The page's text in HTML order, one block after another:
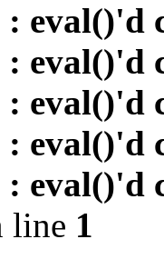
eval()'d
eval()'d
eval()'d
eval()'d
eval()'d
line 1